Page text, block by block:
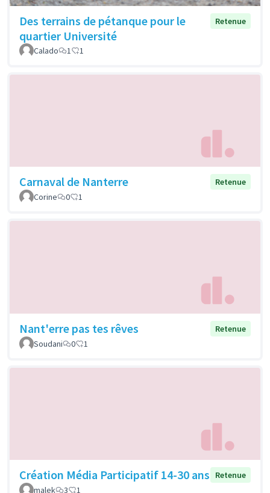
Des terrains de pétanque pour le
quartier Université
Retenue
Calado 1 1
Carnaval de Nanterre
Retenue
Corine
0 1
Nant'erre pas tes rêves
Retenue
Soudani
0 1
Création Média Participatif 14-30 ans
Retenue
malek
3 1